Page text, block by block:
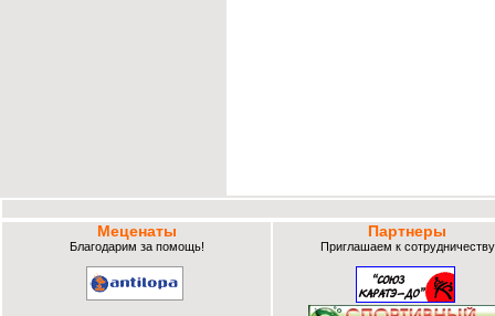
Меценаты
Благодарим за помощь!
Партнеры
Приглашаем к